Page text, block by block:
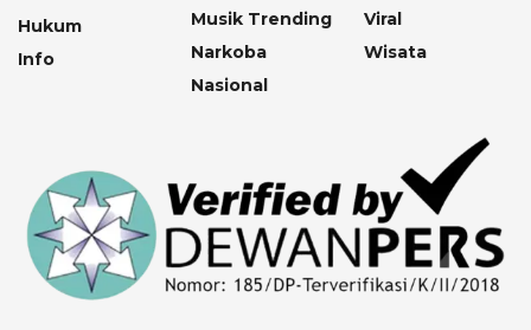
Hukum
Info
Musik Trending
Narkoba
Nasional
Viral
Wisata